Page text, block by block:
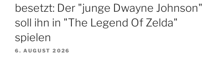
besetzt: Der "junge Dwayne Johnson"
soll ihn in "The Legend Of Zelda"
spielen
6. AUGUST 2026